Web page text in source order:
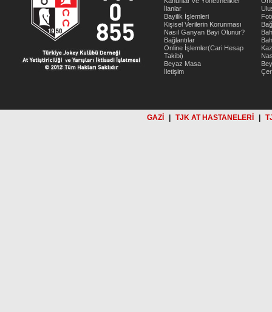
İlanlar
Bayilik İşlemleri
Kişisel Verilerin Korunması
Nasıl Ganyan Bayi Olunur?
Bağlantılar
Online İşlemler(Cari Hesap
Takibi)
Beyaz Masa
İletişim
GAZİ TJK AT HASTANELERİ